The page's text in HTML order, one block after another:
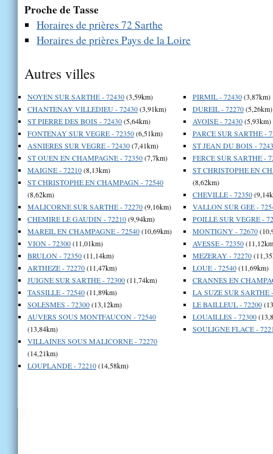
Proche de Tasse
Horaires de prières 72 Sarthe
Horaires de prières Pays de la Loire
Autres villes
NOYEN SUR SARTHE - 72430(3,59km)
CHANTENAY VILLEDIEU - 72430(3,91km)
ST PIERRE DES BOIS - 72430(5,64km)
FONTENAY SUR VEGRE - 72350(6,51km)
ASNIERES SUR VEGRE - 72430(7,41km)
ST OUEN EN CHAMPAGNE - 72350(7,7km)
MAIGNE - 72210(8,13km)
ST CHRISTOPHE EN CHAMPAGN - 72540
(8,62km)
MALICORNE SUR SARTHE - 72270(9,16km)
CHEMIRE LE GAUDIN - 72210(9,94km)
MAREIL EN CHAMPAGNE - 72540(10,69km)
VION - 72300(11,01km)
BRULON - 72350(11,14km)
ARTHEZE - 72270(11,47km)
JUIGNE SUR SARTHE - 72300(11,74km)
TASSILLE - 72540(11,89km)
SOLESMES - 72300(13,12km)
AUVERS SOUS MONTFAUCON - 72540
(13,84km)
VILLAINES SOUS MALICORNE - 72270
(14,21km)
LOUPLANDE - 72210(14,58km)
PIRMIL - 72430(3,87km)
DUREIL - 72270(5,26km)
AVOISE - 72430(5,93km)
PARCE SUR SARTHE -
ST JEAN DU BOIS -
FERCE SUR SARTHE -
ST CHRISTOPHE EN
(8,62km)
CHEVILLE - 72350
VALLON SUR GEE -
POILLE SUR VEGRE -
MONTIGNY - 72670
AVESSE - 72350
MEZERAY - 72270
LOUE - 72540(11,69km)
CRANNES EN
LA SUZE SUR SARTHE
LE BAILLEUL - 72200
LOUAILLES - 72300
SOULIGNE FLACE -